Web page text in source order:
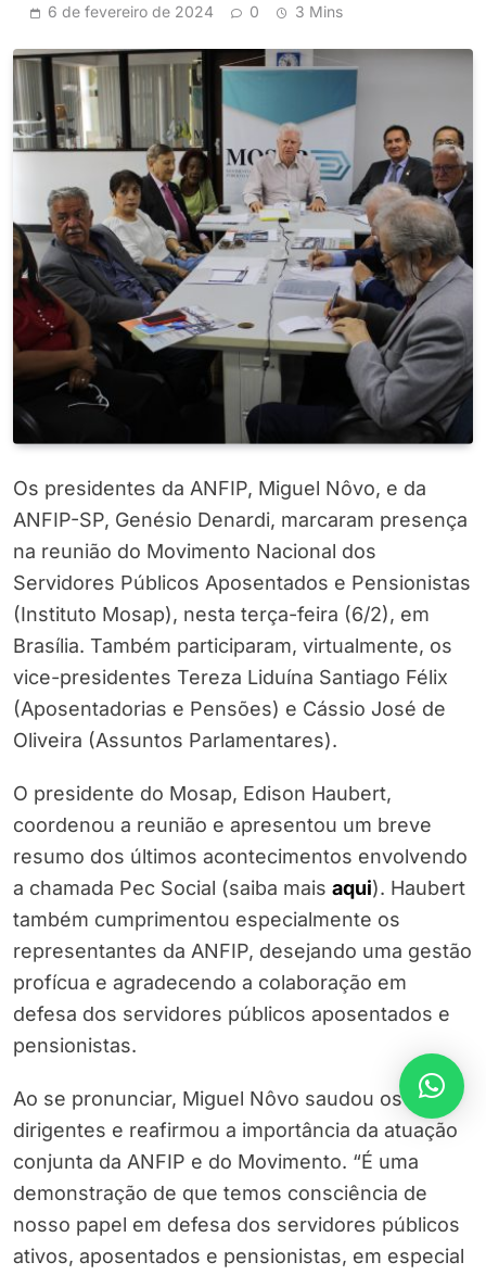
6 de fevereiro de 2024 0 3 Mins
Os presidentes da ANFIP, Miguel Nôvo, e da
ANFIP-SP, Genésio Denardi, marcaram presença
na reunião do Movimento Nacional dos
Servidores Públicos Aposentados e Pensionistas
(Instituto Mosap), nesta terça-feira (6/2), em
Brasília. Também participaram, virtualmente, os
vice-presidentes Tereza Liduína Santiago Félix
(Aposentadorias e Pensões) e Cássio José de
Oliveira (Assuntos Parlamentares).
O presidente do Mosap, Edison Haubert,
coordenou a reunião e apresentou um breve
resumo dos últimos acontecimentos envolvendo
a chamada Pec Social (saiba mais aqui). Haubert
também cumprimentou especialmente os
representantes da ANFIP, desejando uma gestão
profícua e agradecendo a colaboração em
defesa dos servidores públicos aposentados e
pensionistas.
Ao se pronunciar, Miguel Nôvo saudou os
dirigentes e reafirmou a importância da atuação
conjunta da ANFIP e do Movimento. “É uma
demonstração de que temos consciência de
nosso papel em defesa dos servidores públicos
ativos, aposentados e pensionistas, em especial